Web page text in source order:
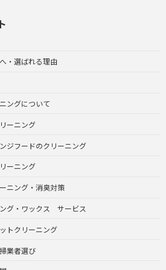
・選ばれる理由
ングについて
ーニング
ジフードのクリーニング
ーニング
ニング・消臭対策
グ・ワックス サービス
トクリーニング
業者選び